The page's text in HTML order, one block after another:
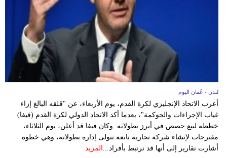
لندن - عُمان اليوم
أعرب الاتحاد الإنجليزي لكرة القدم، يوم الأربعاء، عن "قلقه البالغ إزاء
غياب الإجراءات والحوكمة"، بعدما أكد الاتحاد الدولي لكرة القدم (فيفا)
خططه لبيع حصص في أبرز بطولاته. وكان فيفا قد أعلن، يوم الثلاثاء،
مقترحات لإنشاء شركة تجارية تابعة تتولى إدارة بطولاته، وهي خطوة
أشارت تقارير إلى أنها قد ترتبط بأفراد... المزيد